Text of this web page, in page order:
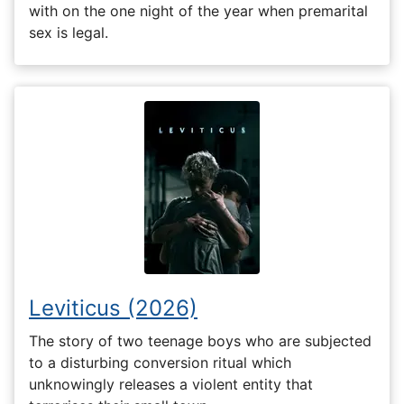
with on the one night of the year when premarital
sex is legal.
Leviticus (2026)
The story of two teenage boys who are subjected
to a disturbing conversion ritual which
unknowingly releases a violent entity that